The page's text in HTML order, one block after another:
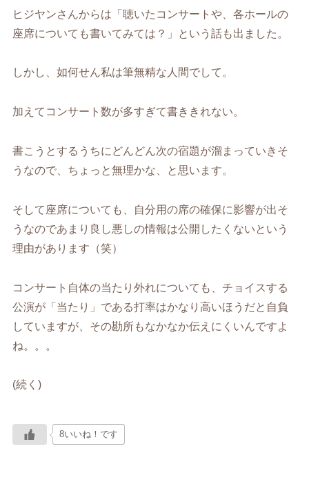
ヒジヤンさんからは「聴いたコンサートや、各ホールの
座席についても書いてみては？」という話も出ました。
しかし、如何せん私は筆無精な人間でして。
加えてコンサート数が多すぎて書ききれない。
書こうとするうちにどんどん次の宿題が溜まっていきそ
うなので、ちょっと無理かな、と思います。
そして座席についても、自分用の席の確保に影響が出そ
うなのであまり良し悪しの情報は公開したくないという
理由があります（笑）
コンサート自体の当たり外れについても、チョイスする
公演が「当たり」である打率はかなり高いほうだと自負
していますが、その勘所もなかなか伝えにくいんですよ
ね。。。
(続く)
8いいね！です